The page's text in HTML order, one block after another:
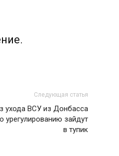
Следующая статья
ухода ВСУ из Донбасса
урегулированию зайдут
в тупик